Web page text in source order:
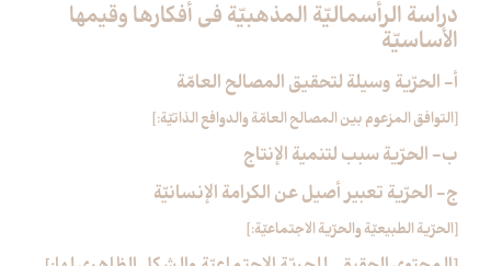
دراسة الرأسماليّة المذهبيّة في أفكارها وقيمها
الأساسيّة
أ- الحرّية وسيلة لتحقيق المصالح العامّة
[التوافق المزعوم بين المصالح العامّة والدوافع الذاتيّة:]
ب- الحرّية سبب لتنمية الإنتاج
ج- الحرّية تعبير أصيل عن الكرامة الإنسانيّة
[الحرّية الطبيعيّة والحرّية الاجتماعيّة:]